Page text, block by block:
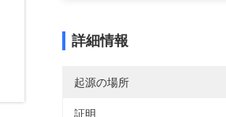
詳細情報
起源の場所
証明